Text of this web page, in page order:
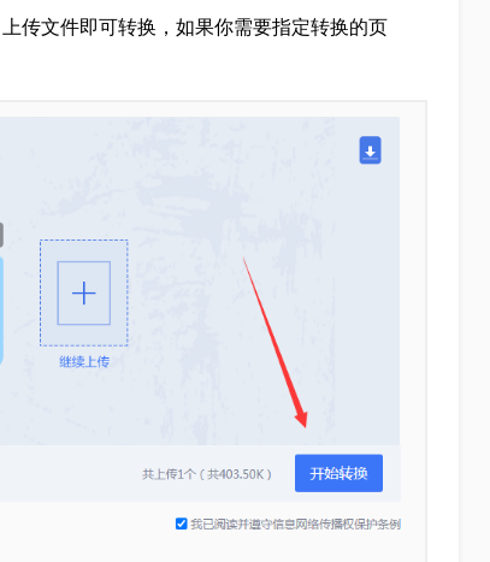
传文件即可转换，如果你需要指定转换的页